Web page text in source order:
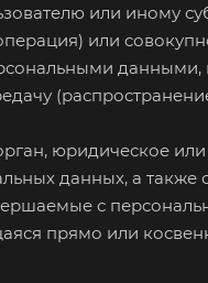
или иному
или
юридическое
данных, а
с
прямо или